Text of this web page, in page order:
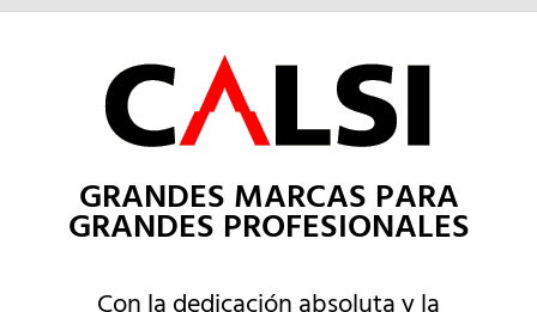
GRANDES MARCAS PARA
GRANDES PROFESIONALES